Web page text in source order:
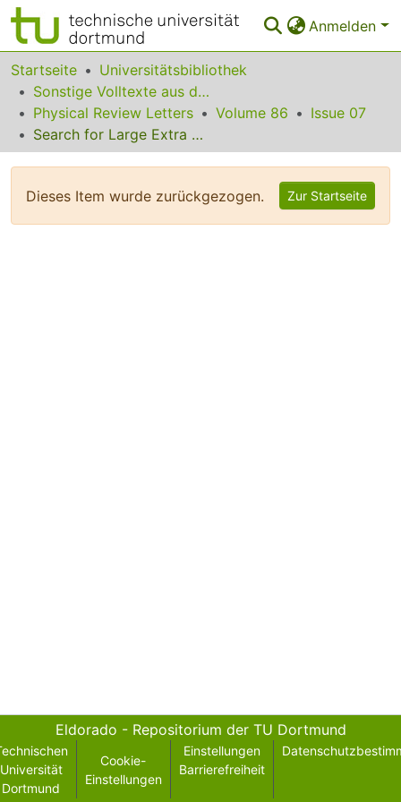
Anmelden
Bereiche & Sammlungen
Das gesamte Repositorium
Statistiken
Startseite
Universitätsbibliothek
Sonstige Volltexte aus dem Bibliotheksangebot
Physical Review Letters
Volume 86
Issue 07
Search for Large Extra Dimensions in Dielectron and Diphoton Production
Dieses Item wurde zurückgezogen. Zur Startseite
Eldorado - Repositorium der TU Dortmund
Universität
Dortmund
Cookie-
Einstellungen
Einstellungen
Barrierefreiheit